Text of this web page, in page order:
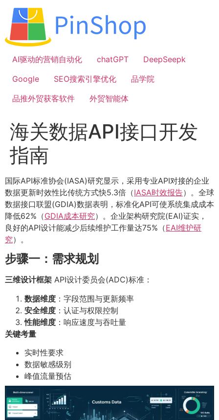
容
AI驱动的营销自动化
chatGPT
DeepSeepk
Google
SEO搜索引擎优化
品学院
品推外贸获客软件
外贸智能体
海关数据API接口开发
指南
国际API标准协会(IASA)研究显示，采用专业API对接的企业
数据更新时效性比传统方式快5.3倍（IASA时效报告）。全球
数据接口联盟(GDIA)数据表明，标准化API可使系统集成成本
降低62%（GDIA成本研究）。企业架构研究院(EAI)证实，
良好的API设计能减少后续维护工作量达75%（EAI维护研
究）。
步骤一：需求规划
三维设计框架 API设计委员会(ADC)标准：
数据维度 ：字段范围与更新频率
安全维度 ：认证与权限控制
性能维度 ：响应速度与吞吐量
关键考量
实时性要求
数据敏感级别
峰值流量预估